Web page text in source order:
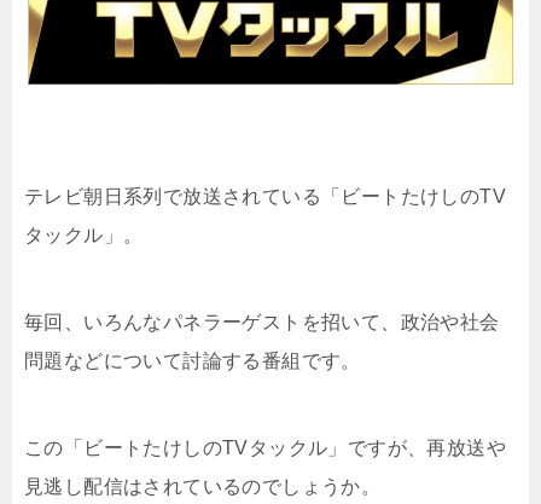
テレビ朝日系列で放送されている「 ビートたけしのTV
タックル 」。
毎回、いろんなパネラーゲストを招いて、政治や社会
問題などについて討論する番組です。
この「 ビートたけしのTVタックル」ですが、再放送や
見逃し配信はされているのでしょうか。